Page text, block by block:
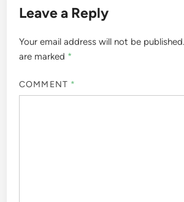
Leave a Reply
Your email address will not be published.
are marked *
COMMENT *